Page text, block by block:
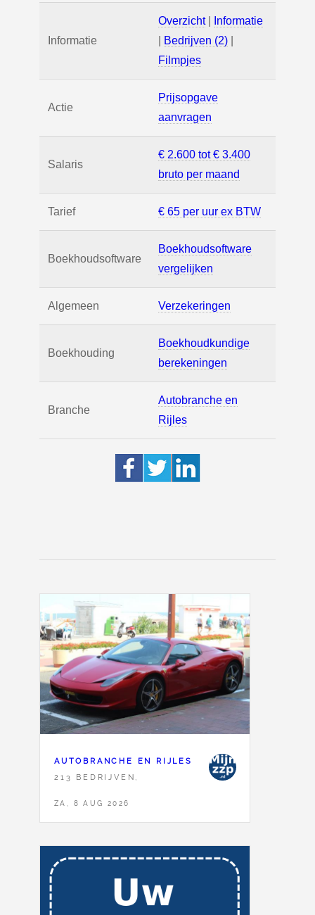
Informatie
Overzicht|
Informatie
Bedrijven (2)
Filmpjes
Actie
Prijsopgave
aanvragen
Salaris
€ 2.600 tot € 3.400
bruto per maand
Tarief € 65 per uur ex BTW
Boekhoudsoftware
Boekhoudsoftware
vergelijken
Algemeen Verzekeringen
Boekhouding
Boekhoudkundige
berekeningen
Branche
Autobranche en
Rijles
AUTOBRANCHE EN RIJLES
213 BEDRIJVEN,
ZA, 8 AUG 2026